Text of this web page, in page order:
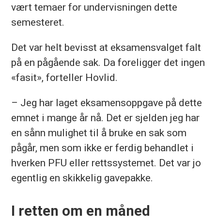
vært temaer for undervisningen dette
semesteret.
Det var helt bevisst at eksamensvalget falt
på en pågående sak. Da foreligger det ingen
«fasit», forteller Hovlid.
– Jeg har laget eksamensoppgave på dette
emnet i mange år nå. Det er sjelden jeg har
en sånn mulighet til å bruke en sak som
pågår, men som ikke er ferdig behandlet i
hverken PFU eller rettssystemet. Det var jo
egentlig en skikkelig gavepakke.
I retten om en måned